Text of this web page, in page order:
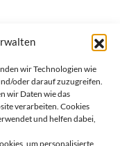
wir Technologien wie
oder darauf zuzugreifen.
wir Daten wie das
verarbeiten. Cookies
und helfen dabei,
um personalisierte